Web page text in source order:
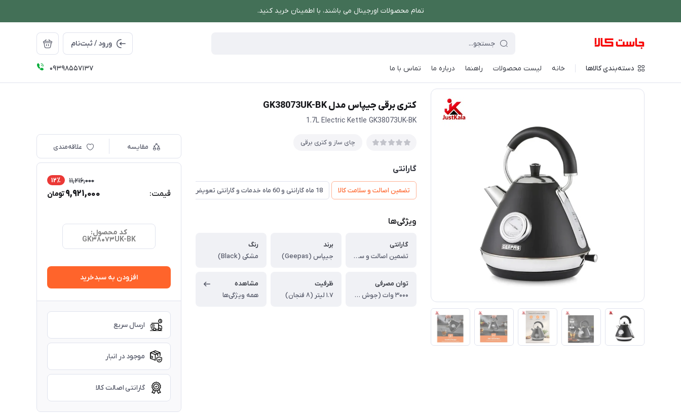
تمام محصولات اورجینال می باشند، با اطمینان خرید کنید.
ورود / ثبت‌نام
دسته‌بندی کالاها خانه لیست محصولات راهنما درباره ما تماس با ما 09398557137
فروشگاه اینترنتی جاست کالا نوشیدنی ساز چای ساز و کتری برقی / کتری برقی جیپاس مدل GK38073UK-BK
کتری برقی جیپاس مدل GK38073UK-BK
1.7L Electric Kettle GK38073UK-BK
چای ساز و کتری برقی
گارانتی
تضمین اصالت و سلامت کالا 18 ماه گارانتی و 60 ماه خدمات و گارانتی تعویض
ویژگی‌ها
گارانتی
تضمین اصالت و سلامت کالا (اورجینال)
برند
جیپاس (Geepas)
رنگ
مشکی (Black)
توان مصرفی
۳۰۰۰ وات (جوش سریع – Rapid Boil)
ظرفیت
۱.۷ لیتر (۸ فنجان)
مشاهده
همه ویژگی‌ها
مقایسه علاقه‌مندی
قیمت:
11,216,000 12٪
9,921,000تومان
کد محصول:
GK38073UK-BK
افزودن به سبدخرید
ارسال سریع
موجود در انبار
گارانتی اصالت کالا